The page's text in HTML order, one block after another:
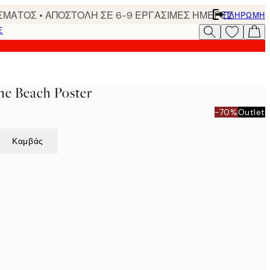
• ΑΠΟΣΤΟΛΗ ΣΕ 6-9 ΕΡΓΑΣΙΜΕΣ ΗΜΕΡΕΣΠΛΗΡΩΜΉ
Beach Poster
-70%Outlet
Καμβάς